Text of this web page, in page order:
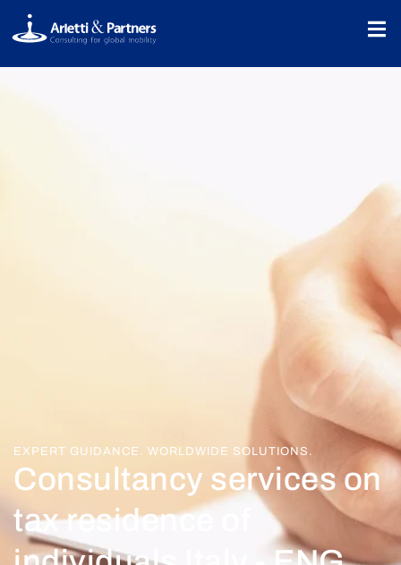
EXPERT GUIDANCE. WORLDWIDE SOLUTIONS.
Consultancy services on
tax residence of